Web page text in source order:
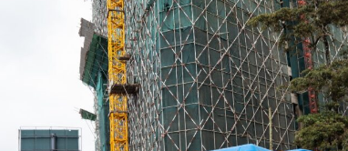
Ouganda
Rwanda
Togo